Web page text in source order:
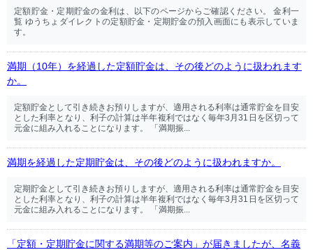
定額貯金・定期貯金の金利は、以下のページからご確認ください。 金利一
覧 ゆうちょダイレクトの定額貯金・定期貯金の預入画面にも表示していま
す。
満期（10年）を経過した定額貯金は、その後どのように扱われます
か。
定額貯金として引き続きお預りしますが、適用される利率は通常貯金を目安
とした利率となり、利子の計算は半年複利ではなく毎年3月31日を区切って
元金に組み入れることになります。 「満期振...
満期を経過した定期貯金は、その後どのように扱われますか。
定期貯金として引き続きお預りしますが、適用される利率は通常貯金を目安
とした利率となり、利子の計算は半年複利ではなく毎年3月31日を区切って
元金に組み入れることになります。 「満期振...
「定額・定期貯金に関する満期等のご案内」が届きましたが、名義